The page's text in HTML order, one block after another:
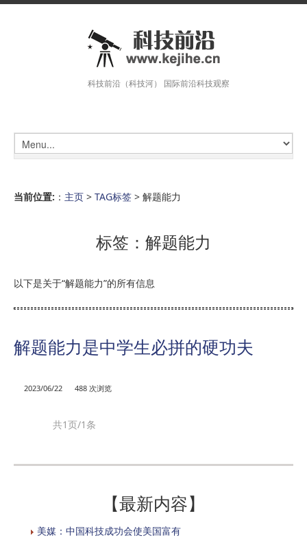
科技前沿（科技河） 国际前沿科技观察
当前位置: ： 主页 > TAG标签 > 解题能力
标签：解题能力
以下是关于“解题能力”的所有信息
解题能力是中学生必拼的硬功夫
2023/06/22 488 次浏览
共1页/1条
【最新内容】
美媒：中国科技成功会使美国富有